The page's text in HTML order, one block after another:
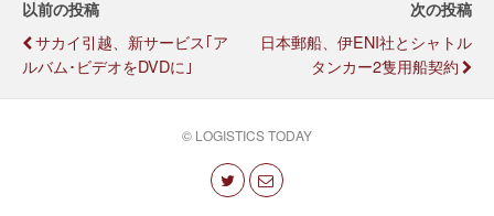
以前の投稿
サカイ引越、新サービス｢ア
ルバム･ビデオをDVDに｣
次の投稿
日本郵船、伊ENI社とシャトル
タンカー2隻用船契約
© LOGISTICS TODAY